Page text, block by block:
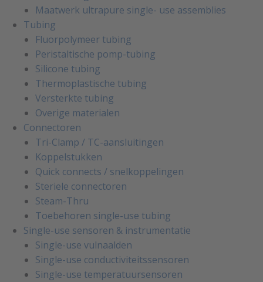
Maatwerk ultrapure single- use assemblies
Tubing
Fluorpolymeer tubing
Peristaltische pomp-tubing
Silicone tubing
Thermoplastische tubing
Versterkte tubing
Overige materialen
Connectoren
Tri-Clamp / TC-aansluitingen
Koppelstukken
Quick connects / snelkoppelingen
Steriele connectoren
Steam-Thru
Toebehoren single-use tubing
Single-use sensoren & instrumentatie
Single-use vulnaalden
Single-use conductiviteitssensoren
Single-use temperatuursensoren